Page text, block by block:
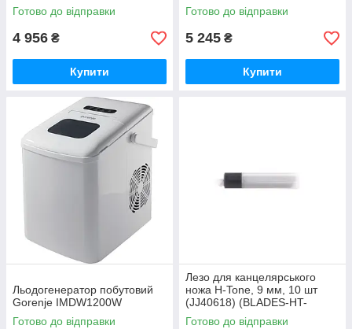
Готово до відправки
4 956 ₴
Купити
Готово до відправки
5 245 ₴
Купити
Льодогенератор побутовий
Gorenje IMDW1200W
Готово до відправки
Лезо для канцелярського
ножа H-Tone, 9 мм, 10 шт
(JJ40618) (BLADES-HT-
JJ40618-9)
Готово до відправки